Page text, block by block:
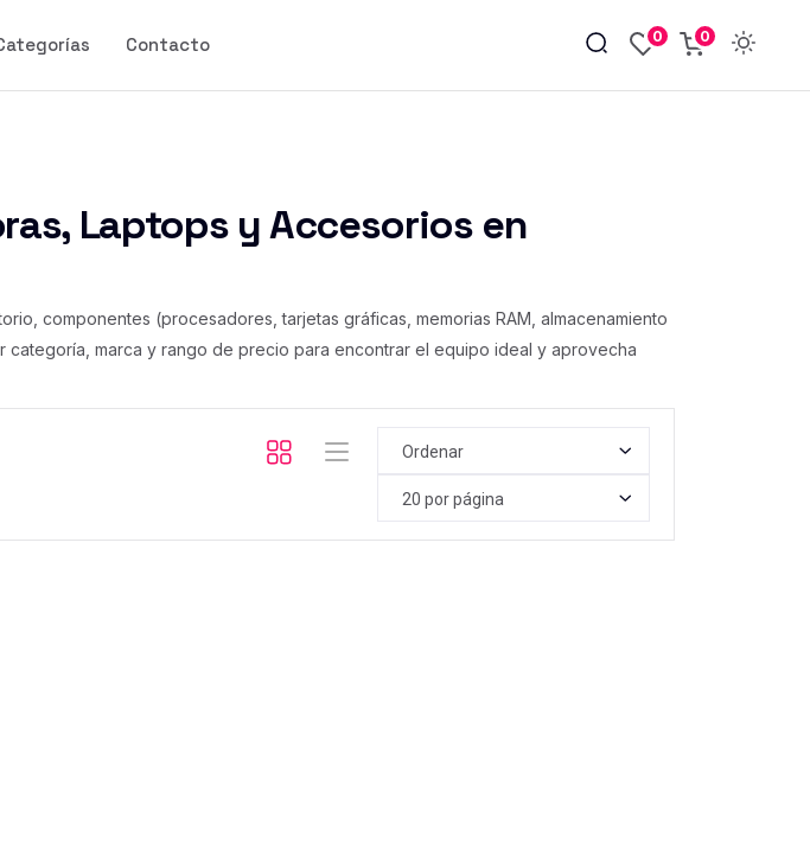
Contacto 0 0
Laptops y Accesorios en
componentes (procesadores, tarjetas gráficas, memorias RAM, almacenamiento
marca y rango de precio para encontrar el equipo ideal y aprovecha
Ordenar
20 por página